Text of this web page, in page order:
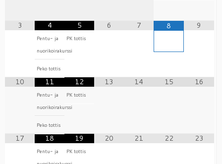
3 4
Pentu- ja
nuorikoirakurssi
Peko tottis
5
PK tottis
6 7 8 9
10 11
Pentu- ja
nuorikoirakurssi
Peko tottis
12
PK tottis
13 14 15 16
17 18
Pentu- ja
19
PK tottis
20 21 22 23